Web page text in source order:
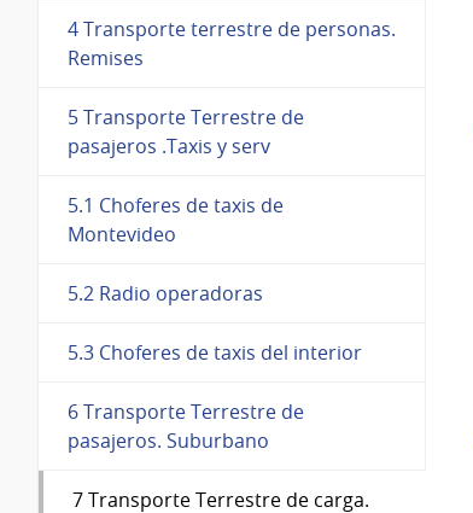
4 Transporte terrestre de personas.
Remises
5 Transporte Terrestre de
pasajeros .Taxis y serv
5.1 Choferes de taxis de
Montevideo
5.2 Radio operadoras
5.3 Choferes de taxis del interior
6 Transporte Terrestre de
pasajeros. Suburbano
7 Transporte Terrestre de carga.